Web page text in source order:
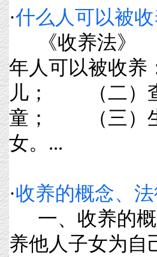
·什么人可以被收
《收养法》
年人可以被收
儿； （二）查
童； （三）生
女。...
·收养的概念、
一、收养的概
养他人子女为自